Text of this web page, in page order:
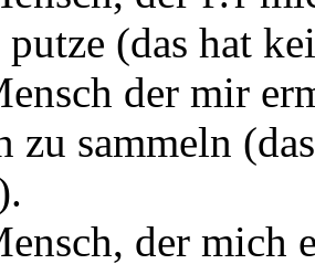
putze (das hat
der mir
zu sammeln
der mich